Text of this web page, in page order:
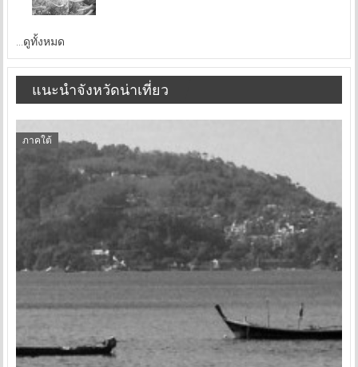
...ดูทั้งหมด
แนะนำจังหวัดน่าเที่ยว
ภาคใต้